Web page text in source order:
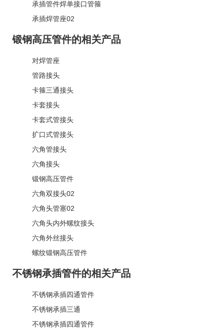
承插管件焊单接口管箍
承插焊管座02
锻钢高压管件的相关产品
对焊管座
管路接头
卡箍三通接头
卡套接头
卡套式管接头
扩口式管接头
六角管接头
六角接头
锻钢高压管件
六角双接头02
六角头管塞02
六角头内外螺纹接头
六角外丝接头
螺纹锻钢高压管件
不锈钢承插管件的相关产品
不锈钢承插四通管件
不锈钢承插三通
不锈钢承插四通管件